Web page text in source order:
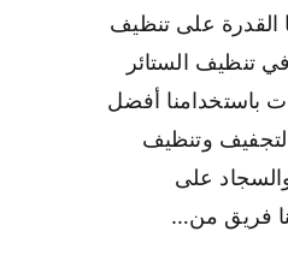
القدرة على تنظيف
تنظيف الستائر
باستخدامنا أفضل
وتنظيف
على
فريق من…